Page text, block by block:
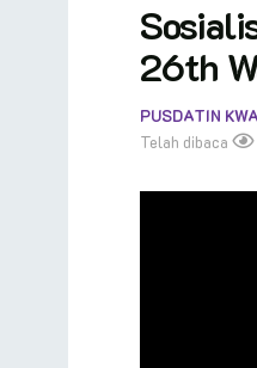
26th
PUSDATIN
Telah dibaca